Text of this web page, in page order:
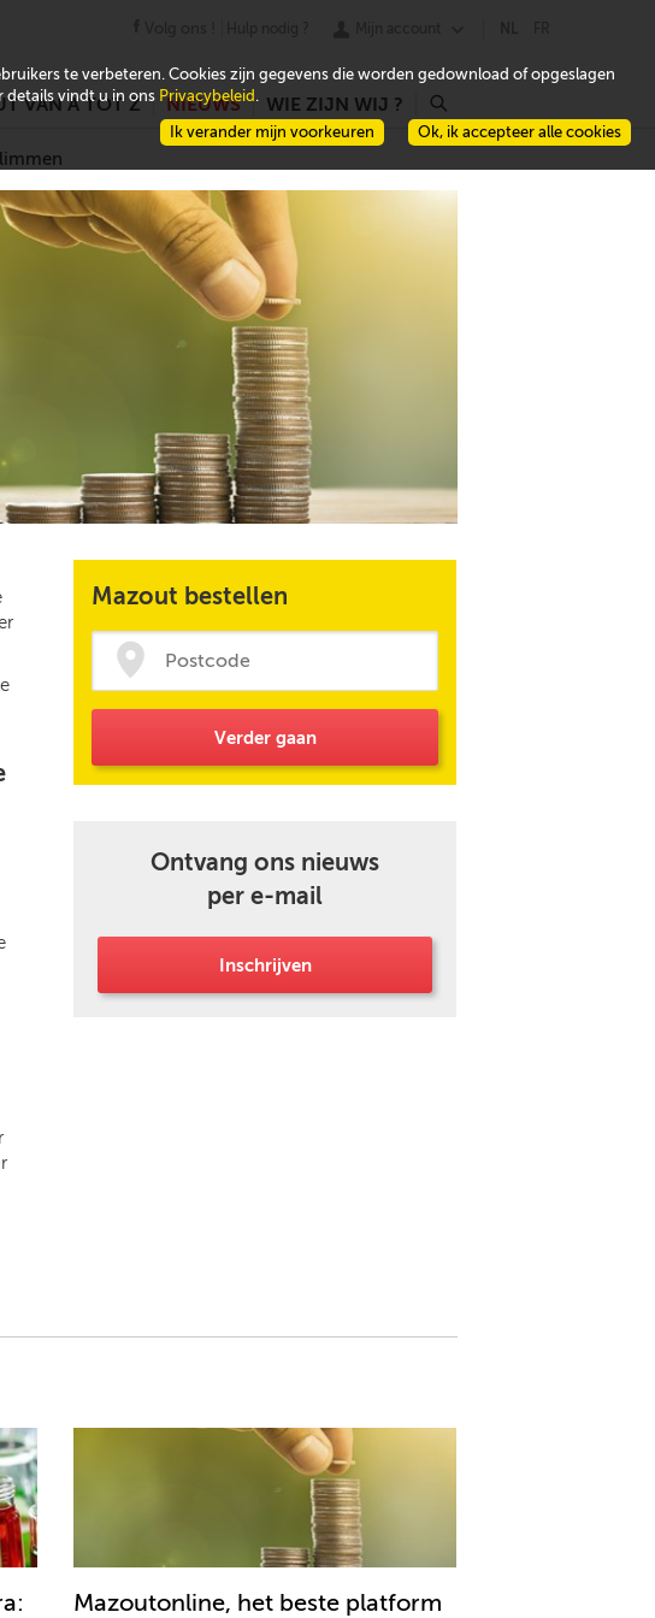
VAN A TOT Z NIEUWS WIE ZIJN WIJ ? r
Mazout bestellen
Verder gaan
Ontvang ons nieuws
per e-mail
Inschrijven
Mazoutonline, het beste platform
te verbeteren. Cookies zijn gegevens die worden gedownload of opgeslagen
details vindt u in ons Privacybeleid .
Ok, ik accepteer alle cookies
Ik verander mijn voorkeuren